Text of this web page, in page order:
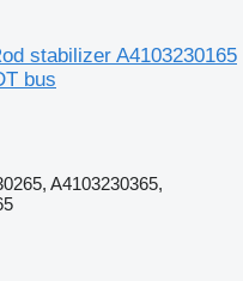
stabilizer A4103230165
bus
A4103230365,